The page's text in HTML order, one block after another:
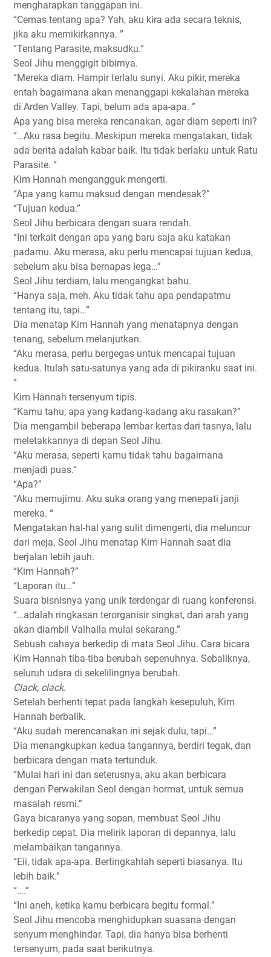
mengharapkan tanggapan ini.
“Cemas tentang apa? Yah, aku kira ada secara teknis,
jika aku memikirkannya. ”
“Tentang Parasite, maksudku.”
Seol Jihu menggigit bibirnya.
“Mereka diam. Hampir terlalu sunyi. Aku pikir, mereka
entah bagaimana akan menanggapi kekalahan mereka
di Arden Valley. Tapi, belum ada apa-apa. ”
Apa yang bisa mereka rencanakan, agar diam seperti ini?
“…Aku rasa begitu. Meskipun mereka mengatakan, tidak
ada berita adalah kabar baik. Itu tidak berlaku untuk Ratu
Parasite. “
Kim Hannah mengangguk mengerti.
“Apa yang kamu maksud dengan mendesak?”
“Tujuan kedua.”
Seol Jihu berbicara dengan suara rendah.
“Ini terkait dengan apa yang baru saja aku katakan
padamu. Aku merasa, aku perlu mencapai tujuan kedua,
sebelum aku bisa bernapas lega…”
Seol Jihu terdiam, lalu mengangkat bahu.
“Hanya saja, meh. Aku tidak tahu apa pendapatmu
tentang itu, tapi…”
Dia menatap Kim Hannah yang menatapnya dengan
tenang, sebelum melanjutkan.
“Aku merasa, perlu bergegas untuk mencapai tujuan
kedua. Itulah satu-satunya yang ada di pikiranku saat ini.
”
Kim Hannah tersenyum tipis.
“Kamu tahu, apa yang kadang-kadang aku rasakan?”
Dia mengambil beberapa lembar kertas dari tasnya, lalu
meletakkannya di depan Seol Jihu.
“Aku merasa, seperti kamu tidak tahu bagaimana
menjadi puas.”
“Apa?”
“Aku memujimu. Aku suka orang yang menepati janji
mereka. “
Mengatakan hal-hal yang sulit dimengerti, dia meluncur
dari meja. Seol Jihu menatap Kim Hannah saat dia
berjalan lebih jauh.
“Kim Hannah?”
“Laporan itu…”
Suara bisnisnya yang unik terdengar di ruang konferensi.
“…adalah ringkasan terorganisir singkat, dari arah yang
akan diambil Valhalla mulai sekarang.”
Sebuah cahaya berkedip di mata Seol Jihu. Cara bicara
Kim Hannah tiba-tiba berubah sepenuhnya. Sebaliknya,
seluruh udara di sekelilingnya berubah.
Clack, clack.
Setelah berhenti tepat pada langkah kesepuluh, Kim
Hannah berbalik.
“Aku sudah merencanakan ini sejak dulu, tapi…”
Dia menangkupkan kedua tangannya, berdiri tegak, dan
berbicara dengan mata tertunduk.
“Mulai hari ini dan seterusnya, aku akan berbicara
dengan Perwakilan Seol dengan hormat, untuk semua
masalah resmi.”
Gaya bicaranya yang sopan, membuat Seol Jihu
berkedip cepat. Dia melirik laporan di depannya, lalu
melambaikan tangannya.
“Eii, tidak apa-apa. Bertingkahlah seperti biasanya. Itu
lebih baik.”
“….”
“Ini aneh, ketika kamu berbicara begitu formal.”
Seol Jihu mencoba menghidupkan suasana dengan
senyum menghindar. Tapi, dia hanya bisa berhenti
tersenyum, pada saat berikutnya.